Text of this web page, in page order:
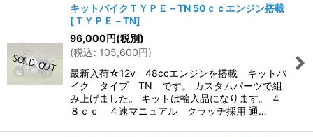
キットバイクＴＹＰＥ－TN 50ｃｃエンジン搭載
[ＴＹＰＥ－TN]
96,000円(税別)
(税込: 105,600円)
最新入荷☆12v 48ccエンジンを搭載 キットバ
イク タイプ TN です。 カスタムパーツで組
み上げました。 キットは輸入品になります。 ４
８ｃｃ ４速マニュアル クラッチ採用 通…